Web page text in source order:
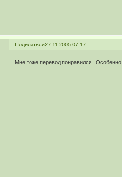
Поделиться27.11.2005 07:17
Мне тоже перевод понравился.